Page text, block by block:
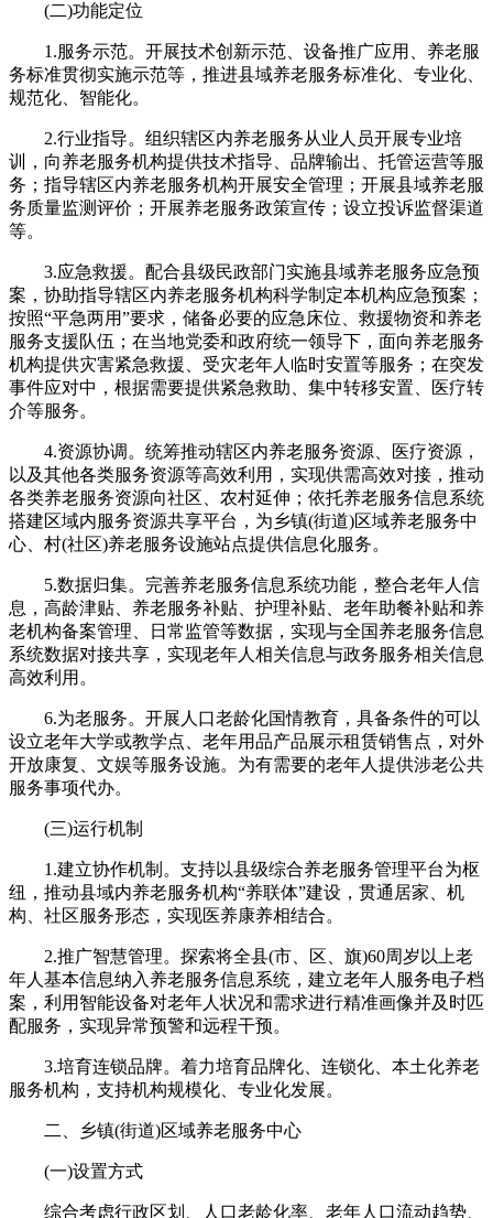
(二)功能定位
1.服务示范。开展技术创新示范、设备推广应用、养老服
务标准贯彻实施示范等，推进县域养老服务标准化、专业化、
规范化、智能化。
2.行业指导。组织辖区内养老服务从业人员开展专业培
训，向养老服务机构提供技术指导、品牌输出、托管运营等服
务；指导辖区内养老服务机构开展安全管理；开展县域养老服
务质量监测评价；开展养老服务政策宣传；设立投诉监督渠道
等。
3.应急救援。配合县级民政部门实施县域养老服务应急预
案，协助指导辖区内养老服务机构科学制定本机构应急预案；
按照“平急两用”要求，储备必要的应急床位、救援物资和养老
服务支援队伍；在当地党委和政府统一领导下，面向养老服务
机构提供灾害紧急救援、受灾老年人临时安置等服务；在突发
事件应对中，根据需要提供紧急救助、集中转移安置、医疗转
介等服务。
4.资源协调。统筹推动辖区内养老服务资源、医疗资源，
以及其他各类服务资源等高效利用，实现供需高效对接，推动
各类养老服务资源向社区、农村延伸；依托养老服务信息系统
搭建区域内服务资源共享平台，为乡镇(街道)区域养老服务中
心、村(社区)养老服务设施站点提供信息化服务。
5.数据归集。完善养老服务信息系统功能，整合老年人信
息，高龄津贴、养老服务补贴、护理补贴、老年助餐补贴和养
老机构备案管理、日常监管等数据，实现与全国养老服务信息
系统数据对接共享，实现老年人相关信息与政务服务相关信息
高效利用。
6.为老服务。开展人口老龄化国情教育，具备条件的可以
设立老年大学或教学点、老年用品产品展示租赁销售点，对外
开放康复、文娱等服务设施。为有需要的老年人提供涉老公共
服务事项代办。
(三)运行机制
1.建立协作机制。支持以县级综合养老服务管理平台为枢
纽，推动县域内养老服务机构“养联体”建设，贯通居家、机
构、社区服务形态，实现医养康养相结合。
2.推广智慧管理。探索将全县(市、区、旗)60周岁以上老
年人基本信息纳入养老服务信息系统，建立老年人服务电子档
案，利用智能设备对老年人状况和需求进行精准画像并及时匹
配服务，实现异常预警和远程干预。
3.培育连锁品牌。着力培育品牌化、连锁化、本土化养老
服务机构，支持机构规模化、专业化发展。
二、乡镇(街道)区域养老服务中心
(一)设置方式
综合考虑行政区划、人口老龄化率、老年人口流动趋势、